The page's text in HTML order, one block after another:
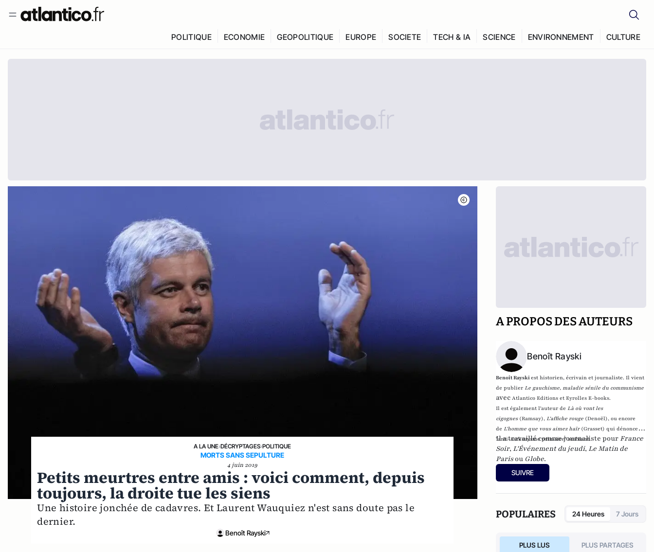
POLITIQUE ECONOMIE GEOPOLITIQUE EUROPE SOCIETE TECH & IA SCIENCE ENVIRONNEMENT CULTURE
A LA UNE›DÉCRYPTAGES›POLITIQUE
MORTS SANS SEPULTURE
4 juin 2019
Petits meurtres entre amis : voici comment, depuis
toujours, la droite tue les siens
Une histoire jonchée de cadavres. Et Laurent Wauquiez n'est sans doute pas le
dernier.
Benoît Rayski
A PROPOS DES AUTEURS
Benoît Rayski
Benoît Rayskiest historien, écrivain et journaliste. Il vient
de publierLe gauchisme, maladie sénile du communisme
avecAtlantico Editions et Eyrolles E-books.
Il est également l'auteur deLà où vont les
cigognes (Ramsay),L'affiche rouge (Denoël), ou encore
deL'homme que vous aimez haïr (Grasset) qui dénonce l'
"anti-sarkozysme primaire" ambiant.
Il a travaillé comme journaliste pour France
Soir, L'Événement du jeudi, Le Matin de
Parisou Globe.
SUIVRE
POPULAIRES 24 Heures 7 Jours
PLUS LUS PLUS PARTAGES